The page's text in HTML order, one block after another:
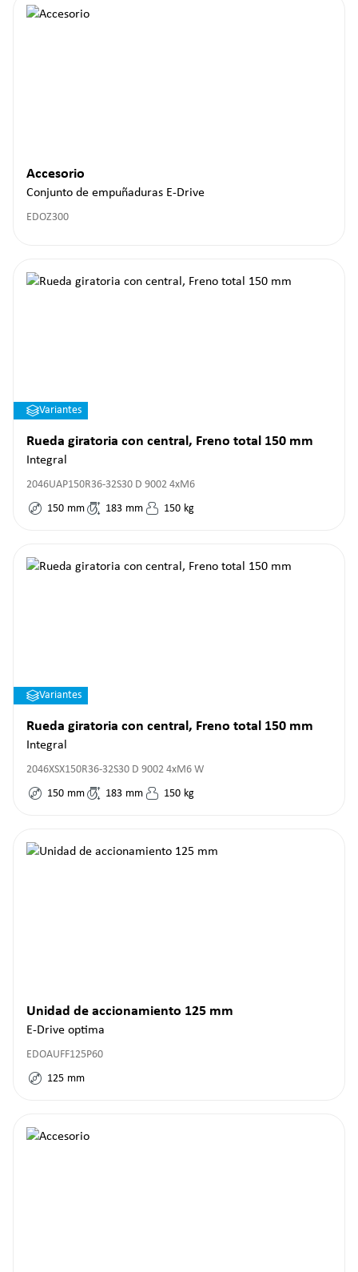
Accesorio
Conjunto de empuñaduras E-Drive
EDOZ300
Variantes
Rueda giratoria con central, Freno total 150 mm
Integral
2046UAP150R36-32S30 D 9002 4xM6
150 mm 183 mm 150 kg
Variantes
Rueda giratoria con central, Freno total 150 mm
Integral
2046XSX150R36-32S30 D 9002 4xM6 W
150 mm 183 mm 150 kg
Unidad de accionamiento 125 mm
E-Drive optima
EDOAUFF125P60
125 mm